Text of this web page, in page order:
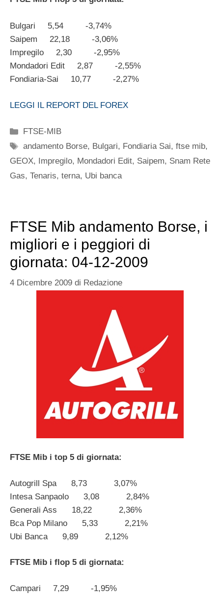
Bulgari 5,54 -3,74%
Saipem 22,18 -3,06%
Impregilo 2,30 -2,95%
Mondadori Edit 2,87 -2,55%
Fondiaria-Sai 10,77 -2,27%
LEGGI IL REPORT DEL FOREX
Categorie
FTSE-MIB
Tag
andamento Borse, Bulgari, Fondiaria Sai,ftse mib,
GEOX, Impregilo, Mondadori Edit, Saipem, Snam Rete
Gas, Tenaris, terna, Ubi banca
FTSE Mib andamento Borse, i
migliori e i peggiori di
giornata: 04-12-2009
4 Dicembre 2009 di Redazione
FTSE Mib i top 5 di giornata:
Autogrill Spa 8,73 3,07%
Intesa Sanpaolo 3,08 2,84%
Generali Ass 18,22 2,36%
Bca Pop Milano 5,33 2,21%
Ubi Banca 9,89 2,12%
FTSE Mib i flop 5 di giornata:
Campari 7,29 -1,95%